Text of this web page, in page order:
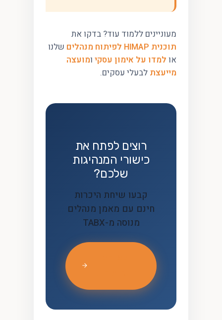
מעוניינים ללמוד עוד? בדקו את
תוכנית HIMAP לפיתוח מנהלים
שלנו
או למדו על אימון עסקי ומועצה
מייעצת לבעלי עסקים.
רוצים לפתח את
כישורי המנהיגות
שלכם?
קבעו שיחת היכרות
חינם עם מאמן מנהלים
מנוסה מ-TABX